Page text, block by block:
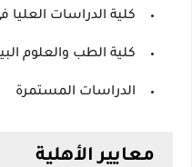
كلية الدراسات العليا
كلية الطب والعلوم
الدراسات المستمرة
معايير الأهلية